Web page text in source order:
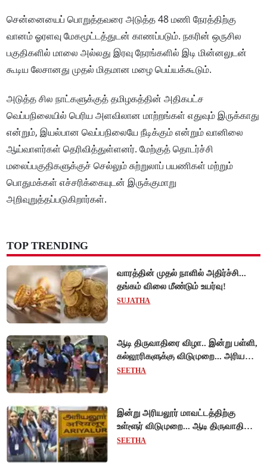
சென்னையைப் பொறுத்தவரை அடுத்த 48 மணி நேரத்திற்கு
வானம் ஓரளவு மேகமூட்டத்துடன் காணப்படும். நகரின் ஒருசில
பகுதிகளில் மாலை அல்லது இரவு நேரங்களில் இடி மின்னலுடன்
கூடிய லேசானது முதல் மிதமான மழை பெய்யக்கூடும்.
அடுத்த சில நாட்களுக்குத் தமிழகத்தின் அதிகபட்ச
வெப்பநிலையில் பெரிய அளவிலான மாற்றங்கள் எதுவும் இருக்காது
என்றும், இயல்பான வெப்பநிலையே நீடிக்கும் என்றும் வானிலை
ஆய்வாளர்கள் தெரிவித்துள்ளனர். மேற்குத் தொடர்ச்சி
மலைப்பகுதிகளுக்குச் செல்லும் சுற்றுலாப் பயணிகள் மற்றும்
பொதுமக்கள் எச்சரிக்கையுடன் இருக்குமாறு
அறிவுறுத்தப்படுகிறார்கள்.
TOP TRENDING
வாரத்தின் முதல் நாளில் அதிர்ச்சி...
தங்கம் விலை மீண்டும் உயர்வு!
SUJATHA
ஆடி திருவாதிரை விழா.. இன்று பள்ளி,
கல்லூரிகளுக்கு விடுமுறை... அரியலூர்
மாவட்ட ஆட்சியர் உத்தரவு!
SEETHA
இன்று அரியலூர் மாவட்டத்திற்கு
உள்ளூர் விடுமுறை... ஆடி திருவாதிரை
கொண்டாட்டம்!
SEETHA